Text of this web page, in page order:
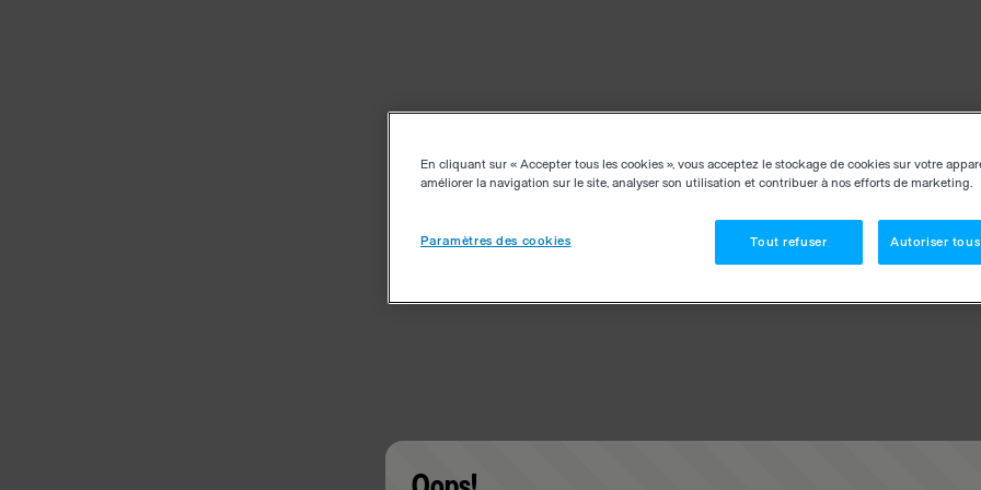
En cliquant sur « Accepter tous les cookies », vous acceptez le stockage de cookies sur votre
améliorer la navigation sur le site, analyser son utilisation et contribuer à nos efforts de marketing.
Paramètres des cookies Tout refuser Autoriser